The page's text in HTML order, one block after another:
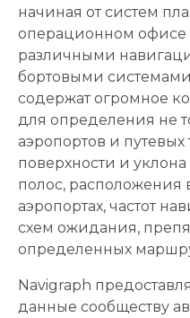
начиная от систем
операционном офисе
различными
бортовыми
содержат огромное
для определения не
аэропортов и путевых
поверхности и
полос, расположения
аэропортах, частот
схем ожидания,
определенных
Navigraph
данные сообществу